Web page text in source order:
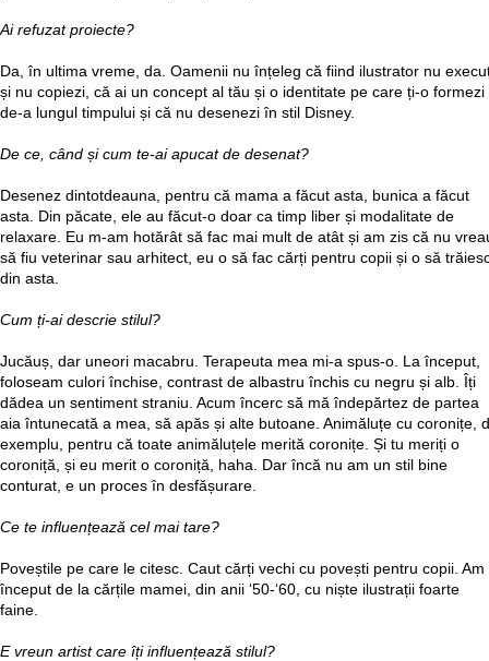
Ai refuzat proiecte?
Da, în ultima vreme, da. Oamenii nu înțeleg că fiind ilustrator nu
și nu copiezi, că ai un concept al tău și o identitate pe care ți-o formezi
de-a lungul timpului și că nu desenezi în stil Disney.
De ce, când și cum te-ai apucat de desenat?
Desenez dintotdeauna, pentru că mama a făcut asta, bunica a făcut
asta. Din păcate, ele au făcut-o doar ca timp liber și modalitate de
relaxare. Eu m-am hotărât să fac mai mult de atât și am zis că nu
să fiu veterinar sau arhitect, eu o să fac cărți pentru copii și o să
din asta.
Cum ți-ai descrie stilul?
Jucăuș, dar uneori macabru. Terapeuta mea mi-a spus-o. La început,
foloseam culori închise, contrast de albastru închis cu negru și alb. Îți
dădea un sentiment straniu. Acum încerc să mă îndepărtez de partea
aia întunecată a mea, să apăs și alte butoane. Animăluțe cu coronițe,
exemplu, pentru că toate animăluțele merită coronițe. Și tu meriți o
coroniță, și eu merit o coroniță, haha. Dar încă nu am un stil bine
conturat, e un proces în desfășurare.
Ce te influențează cel mai tare?
Poveștile pe care le citesc. Caut cărți vechi cu povești pentru copii. Am
început de la cărțile mamei, din anii ‘50-‘60, cu niște ilustrații foarte
faine.
E vreun artist care îți influențează stilul?